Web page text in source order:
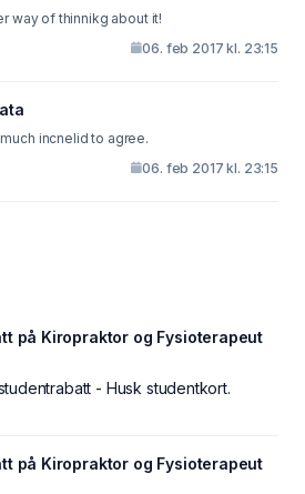
way of thinnikg about it!
06. feb 2017 kl. 23:15
incnelid to agree.
06. feb 2017 kl. 23:15
på Kiropraktor og Fysioterapeut
- Husk studentkort.
på Kiropraktor og Fysioterapeut